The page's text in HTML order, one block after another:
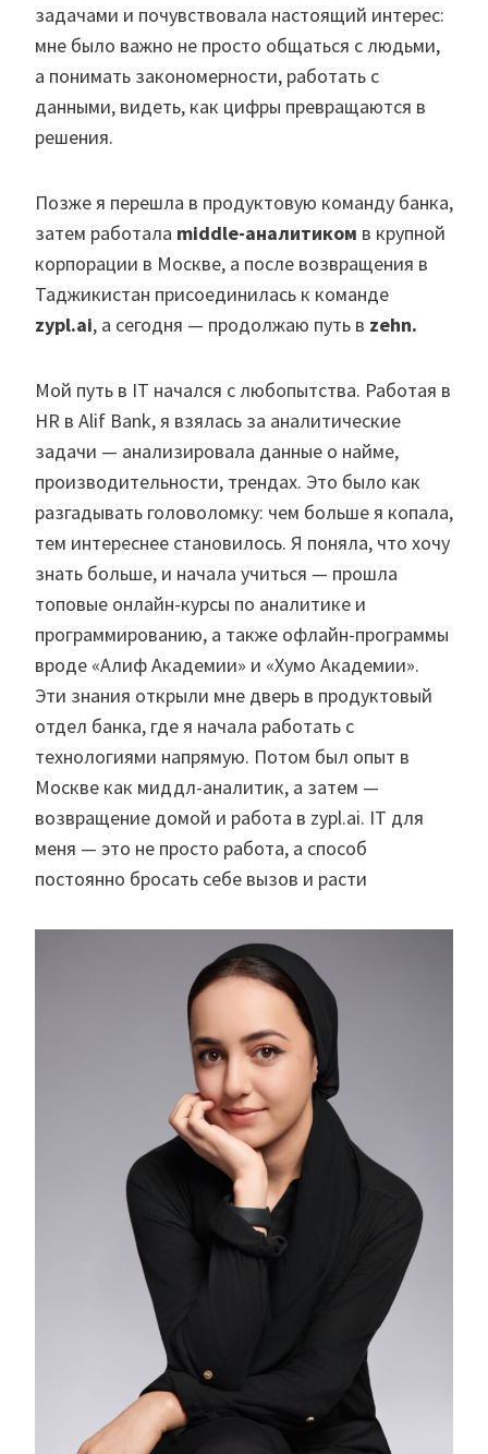
задачами и почувствовала настоящий интерес:
мне было важно не просто общаться с людьми,
а понимать закономерности, работать с
данными, видеть, как цифры превращаются в
решения.
Позже я перешла в продуктовую команду банка,
затем работала middle-аналитиком в крупной
корпорации в Москве, а после возвращения в
Таджикистан присоединилась к команде
zypl.ai, а сегодня — продолжаю путь в zehn.
Мой путь в IT начался с любопытства. Работая в
HR в Alif Bank, я взялась за аналитические
задачи — анализировала данные о найме,
производительности, трендах. Это было как
разгадывать головоломку: чем больше я копала,
тем интереснее становилось. Я поняла, что хочу
знать больше, и начала учиться — прошла
топовые онлайн-курсы по аналитике и
программированию, а также офлайн-программы
вроде «Алиф Академии» и «Хумо Академии».
Эти знания открыли мне дверь в продуктовый
отдел банка, где я начала работать с
технологиями напрямую. Потом был опыт в
Москве как миддл-аналитик, а затем —
возвращение домой и работа в zypl.ai. IT для
меня — это не просто работа, а способ
постоянно бросать себе вызов и расти